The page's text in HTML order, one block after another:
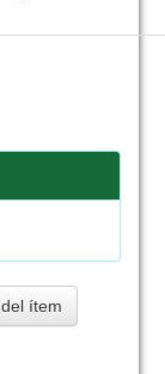
ítem